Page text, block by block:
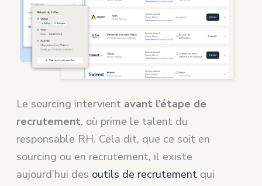
Le sourcing intervient avant l’étape de
recrutement, où prime le talent du
responsable RH. Cela dit, que ce soit en
sourcing ou en recrutement, il existe
aujourd’hui des outils de recrutement qui